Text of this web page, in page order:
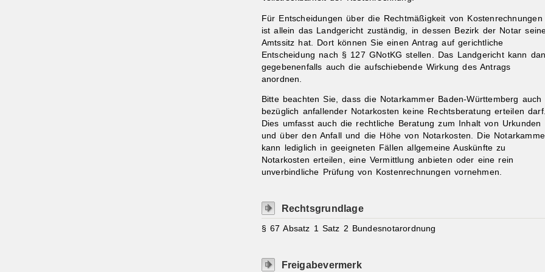
Für Entscheidungen über die Rechtmäßigkeit von Kostenrechnungen
ist allein das Landgericht zuständig, in dessen Bezirk der Notar
Amtssitz hat. Dort können Sie einen Antrag auf gerichtliche
Entscheidung nach § 127 GNotKG stellen. Das Landgericht kann
gegebenenfalls auch die aufschiebende Wirkung des Antrags
anordnen.
Bitte beachten Sie, dass die Notarkammer Baden-Württemberg auch
bezüglich anfallender Notarkosten keine Rechtsberatung erteilen darf.
Dies umfasst auch die rechtliche Beratung zum Inhalt von Urkunden
und über den Anfall und die Höhe von Notarkosten. Die
kann lediglich in geeigneten Fällen allgemeine Auskünfte zu
Notarkosten erteilen, eine Vermittlung anbieten oder eine rein
unverbindliche Prüfung von Kostenrechnungen vornehmen.
Rechtsgrundlage
§ 67 Absatz 1 Satz 2 Bundesnotarordnung
Freigabevermerk